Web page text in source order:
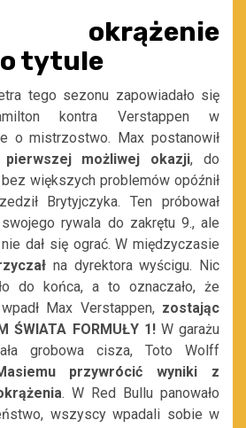
okrążenie
tytule
tego sezonu zapowiadało się
kontra Verstappen w
o mistrzostwo. Max postanowił
możliwej okazji, do
większych problemów opóźnił
Brytyjczyka. Ten próbował
rywala do zakrętu 9., ale
dał się ograć. W międzyczasie
na dyrektora wyścigu. Nic
do końca, a to oznaczało, że
Max Verstappen, zostając
ŚWIATA FORMUŁY 1!W garażu
grobowa cisza, Toto Wolff
przywrócić wyniki z
. W Red Bullu panowało
wszyscy wpadali sobie w